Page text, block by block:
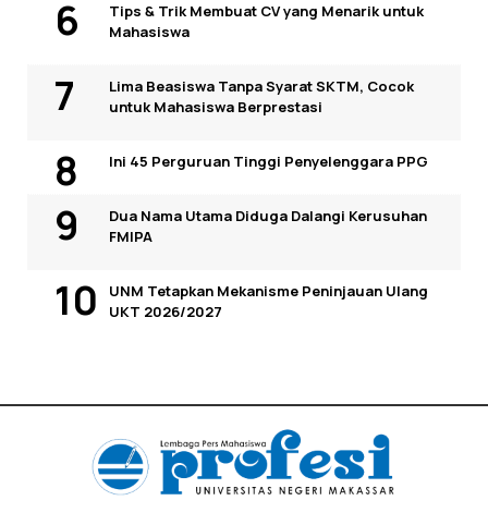
Tips & Trik Membuat CV yang Menarik untuk
Mahasiswa
Lima Beasiswa Tanpa Syarat SKTM, Cocok
untuk Mahasiswa Berprestasi
Ini 45 Perguruan Tinggi Penyelenggara PPG
Dua Nama Utama Diduga Dalangi Kerusuhan
FMIPA
UNM Tetapkan Mekanisme Peninjauan Ulang
UKT 2026/2027